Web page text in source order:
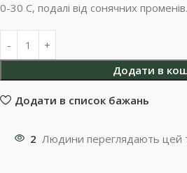
0-30 С, подалі від сонячних променів.
Додати в
Додати в список бажань
2 Людини переглядають цей